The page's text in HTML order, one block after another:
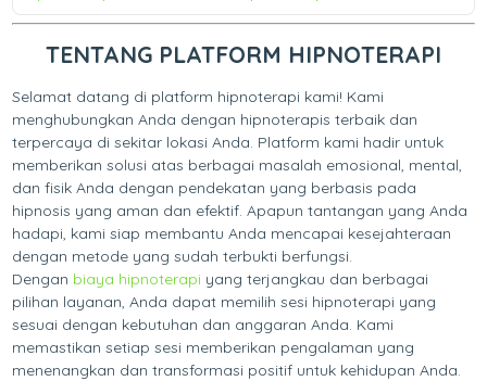
TENTANG PLATFORM HIPNOTERAPI
Selamat datang di platform hipnoterapi kami! Kami
menghubungkan Anda dengan hipnoterapis terbaik dan
terpercaya di sekitar lokasi Anda. Platform kami hadir untuk
memberikan solusi atas berbagai masalah emosional, mental,
dan fisik Anda dengan pendekatan yang berbasis pada
hipnosis yang aman dan efektif. Apapun tantangan yang Anda
hadapi, kami siap membantu Anda mencapai kesejahteraan
dengan metode yang sudah terbukti berfungsi.
Dengan biaya hipnoterapi yang terjangkau dan berbagai
pilihan layanan, Anda dapat memilih sesi hipnoterapi yang
sesuai dengan kebutuhan dan anggaran Anda. Kami
memastikan setiap sesi memberikan pengalaman yang
menenangkan dan transformasi positif untuk kehidupan Anda.